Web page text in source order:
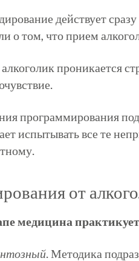
действует
о том, что прием
проникается
программирования
испытывать все те
от
медицина
. Методика